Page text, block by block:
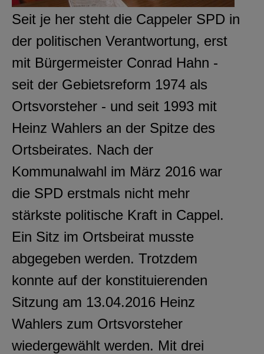
Seit je her steht die Cappeler SPD in
der politischen Verantwortung, erst
mit Bürgermeister Conrad Hahn -
seit der Gebietsreform 1974 als
Ortsvorsteher - und seit 1993 mit
Heinz Wahlers an der Spitze des
Ortsbeirates. Nach der
Kommunalwahl im März 2016 war
die SPD erstmals nicht mehr
stärkste politische Kraft in Cappel.
Ein Sitz im Ortsbeirat musste
abgegeben werden. Trotzdem
konnte auf der konstituierenden
Sitzung am 13.04.2016 Heinz
Wahlers zum Ortsvorsteher
wiedergewählt werden. Mit drei